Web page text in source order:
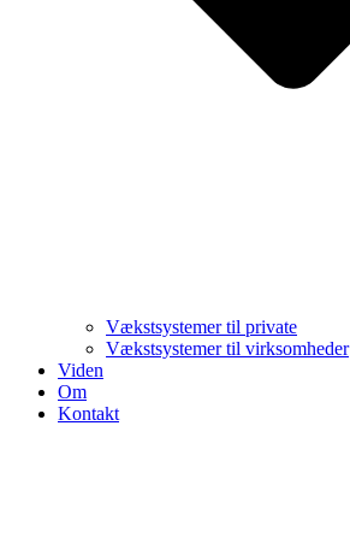
Vækstsystemer til private
Vækstsystemer til virksomheder
Viden
Om
Kontakt